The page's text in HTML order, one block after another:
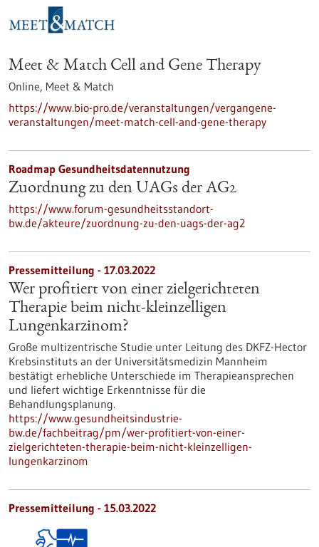
Meet & Match Cell and Gene Therapy
Online, Meet & Match
https://www.bio-pro.de/veranstaltungen/vergangene-
veranstaltungen/meet-match-cell-and-gene-therapy
Roadmap Gesundheitsdatennutzung
Zuordnung zu den UAGs der AG2
https://www.forum-gesundheitsstandort-
bw.de/akteure/zuordnung-zu-den-uags-der-ag2
Pressemitteilung - 17.03.2022
Wer profitiert von einer zielgerichteten
Therapie beim nicht-kleinzelligen
Lungenkarzinom?
Große multizentrische Studie unter Leitung des DKFZ-Hector
Krebsinstituts an der Universitätsmedizin Mannheim
bestätigt erhebliche Unterschiede im Therapieansprechen
und liefert wichtige Erkenntnisse für die
Behandlungsplanung.
https://www.gesundheitsindustrie-
bw.de/fachbeitrag/pm/wer-profitiert-von-einer-
zielgerichteten-therapie-beim-nicht-kleinzelligen-
lungenkarzinom
Pressemitteilung - 15.03.2022